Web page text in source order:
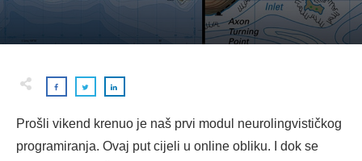
Prošli vikend krenuo je naš prvi modul neurolingvističkog
programiranja. Ovaj put cijeli u online obliku. I dok se